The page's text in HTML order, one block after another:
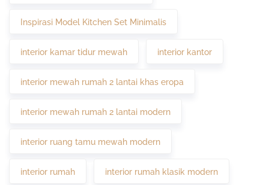
Inspirasi Model Kitchen Set Minimalis
interior kamar tidur mewah interior kantor
interior mewah rumah 2 lantai khas eropa
interior mewah rumah 2 lantai modern
interior ruang tamu mewah modern
interior rumah interior rumah klasik modern